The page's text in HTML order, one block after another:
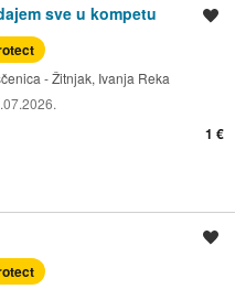
sve u kompetu
- Žitnjak, Ivanja Reka
1 €